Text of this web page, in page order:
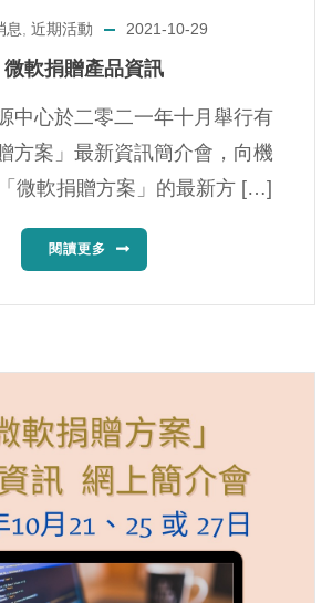
息 近期活動 2021-10-29
微軟捐贈產品資訊
中心於二零二一年十月舉行有
方案」最新資訊簡介會，向機
微軟捐贈方案」的最新方 […]
閱讀更多